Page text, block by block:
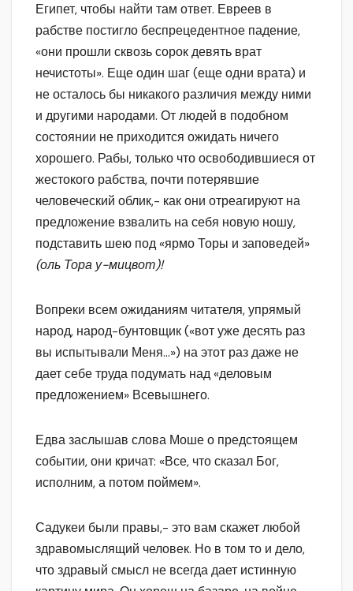
Египет, чтобы найти там ответ. Евреев в
рабстве постигло беспрецедентное падение,
«они прошли сквозь сорок девять врат
нечистоты». Еще один шаг (еще одни врата) и
не осталось бы никакого различия между ними
и другими народами. От людей в подобном
состоянии не приходится ожидать ничего
хорошего. Рабы, только что освободившиеся от
жестокого рабства, почти потерявшие
человеческий облик,- как они отреагируют на
предложение взвалить на себя новую ношу,
подставить шею под «ярмо Торы и заповедей»
(оль Тора у-мицвот)!
Вопреки всем ожиданиям читателя, упрямый
народ, народ-бунтовщик («вот уже десять раз
вы испытывали Меня…») на этот раз даже не
дает себе труда подумать над «деловым
предложением» Всевышнего.
Едва заслышав слова Моше о предстоящем
событии, они кричат: «Все, что сказал Бог,
исполним, а потом поймем».
Садукеи были правы,- это вам скажет любой
здравомыслящий человек. Но в том то и дело,
что здравый смысл не всегда дает истинную